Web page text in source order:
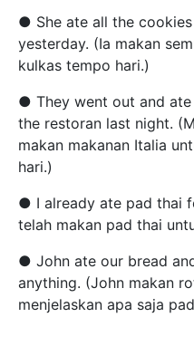
● She ate all the
yesterday. (Ia makan
kulkas tempo hari.)
● They went out and
the restoran last night.
makan makanan Italia
hari.)
● I already ate pad thai
telah makan pad thai
● John ate our bread
anything. (John makan
menjelaskan apa saja